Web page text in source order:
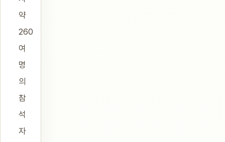
약
260
여
명
의
참
석
자